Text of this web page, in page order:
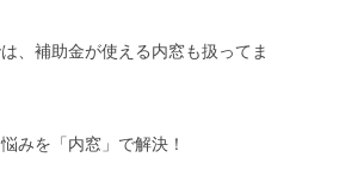
、補助金が使える内窓も扱ってま
みを「内窓」で解決！